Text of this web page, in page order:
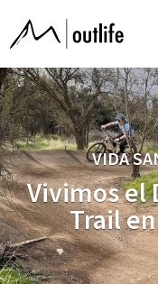
Vivimos
el
Día
del
Niño
VIDA
Vivimos el
Trail